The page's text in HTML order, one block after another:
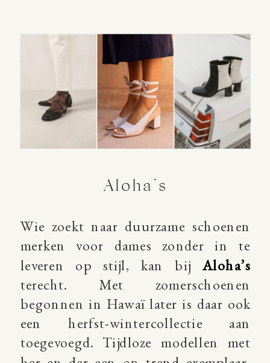
Aloha’s
Wie zoekt naar duurzame schoenen
merken voor dames zonder in te
leveren op stijl, kan bijAloha’s
terecht. Met zomerschoenen
begonnen in Hawaï later is daar ook
een herfst-wintercollectie aan
toegevoegd. Tijdloze modellen met